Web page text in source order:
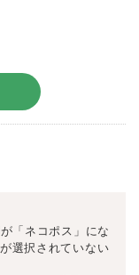
「ネコポス」にな
選択されていない